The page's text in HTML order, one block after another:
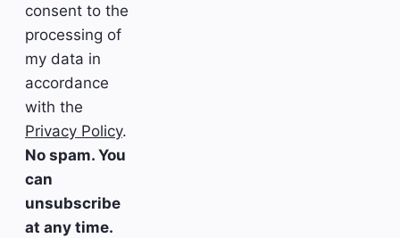
consent to the
processing of
my data in
accordance
with the
Privacy Policy.
No spam. You
can
unsubscribe
at any time.